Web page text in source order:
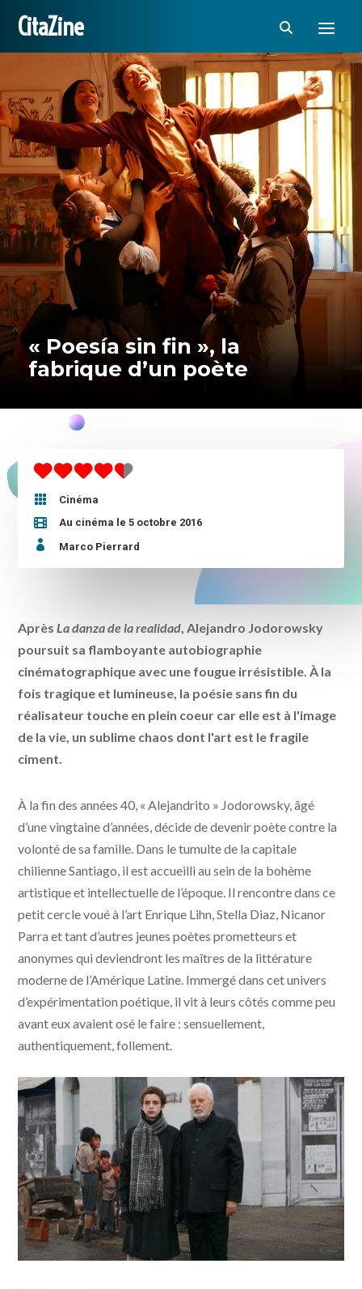
CitaZine
« Poesía sin fin », la
fabrique d’un poète

Cinéma
Au cinéma le 5 octobre 2016
 Marco Pierrard
AprèsLa danza de la realidad, Alejandro Jodorowsky
poursuit sa flamboyante autobiographie
cinématographique avec une fougue irrésistible. À la
fois tragique et lumineuse, la poésie sans fin du
réalisateur touche en plein coeur car elle est à l'image
de la vie, un sublime chaos dont l'art est le fragile
ciment.
À la fin des années 40, « Alejandrito » Jodorowsky, âgé
d’une vingtaine d’années, décide de devenir poète contre la
volonté de sa famille. Dans le tumulte de la capitale
chilienne Santiago, il est accueilli au sein de la bohème
artistique et intellectuelle de l’époque. Il rencontre dans ce
petit cercle voué à l’art Enrique Lihn, Stella Diaz, Nicanor
Parra et tant d’autres jeunes poètes prometteurs et
anonymes qui deviendront les maîtres de la littérature
moderne de l’Amérique Latine. Immergé dans cet univers
d’expérimentation poétique, il vit à leurs côtés comme peu
avant eux avaient osé le faire : sensuellement,
authentiquement, follement.